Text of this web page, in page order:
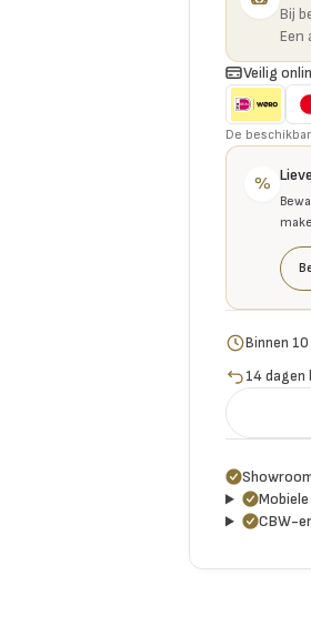
Bij
Een
Veilig
De
%
Binnen
14 dagen
CBW-